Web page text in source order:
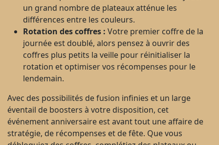
un grand nombre de plateaux atténue les
différences entre les couleurs.
Rotation des coffres : Votre premier coffre de la
journée est doublé, alors pensez à ouvrir des
coffres plus petits la veille pour réinitialiser la
rotation et optimiser vos récompenses pour le
lendemain.
Avec des possibilités de fusion infinies et un large
éventail de boosters à votre disposition, cet
événement anniversaire est avant tout une affaire de
stratégie, de récompenses et de fête. Que vous